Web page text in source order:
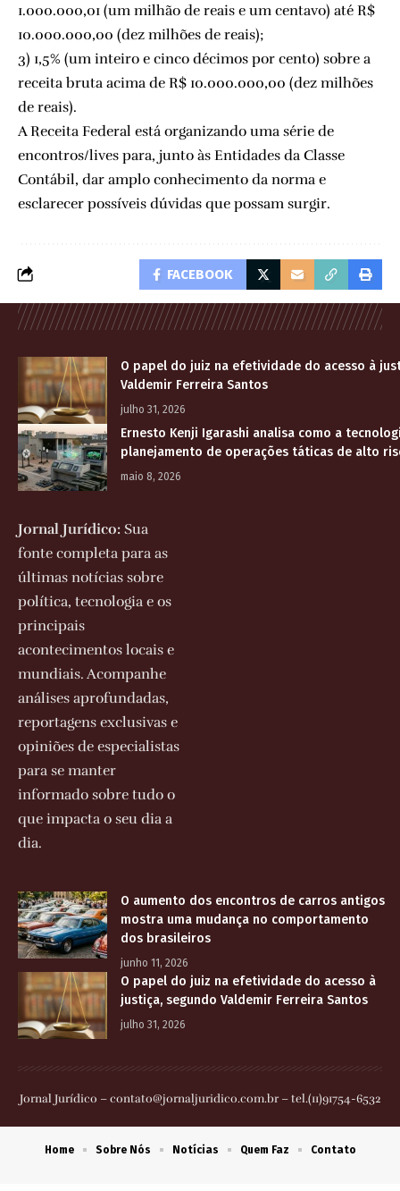
1.000.000,01 (um milhão de reais e um centavo) até R$
10.000.000,00 (dez milhões de reais);
3) 1,5% (um inteiro e cinco décimos por cento) sobre a
receita bruta acima de R$ 10.000.000,00 (dez milhões
de reais).
A Receita Federal está organizando uma série de
encontros/lives para, junto às Entidades da Classe
Contábil, dar amplo conhecimento da norma e
esclarecer possíveis dúvidas que possam surgir.
FACEBOOK
O papel do juiz na efetividade do acesso à
Valdemir Ferreira Santos
julho 31, 2026
Ernesto Kenji Igarashi analisa como a
planejamento de operações táticas de alto
maio 8, 2026
Jornal Jurídico: Sua
fonte completa para as
últimas notícias sobre
política, tecnologia e os
principais
acontecimentos locais e
mundiais. Acompanhe
análises aprofundadas,
reportagens exclusivas e
opiniões de especialistas
para se manter
informado sobre tudo o
que impacta o seu dia a
dia.
O aumento dos encontros de carros antigos
mostra uma mudança no comportamento
dos brasileiros
junho 11, 2026
O papel do juiz na efetividade do acesso à
justiça, segundo Valdemir Ferreira Santos
julho 31, 2026
Jornal Jurídico –contato@jornaljuridico.com.br– tel.(11)91754-6532
Home Sobre Nós Notícias Quem Faz Contato